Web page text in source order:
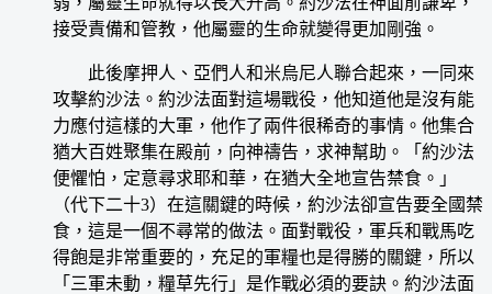
接受責備和管教，他屬靈的生命就變得更加剛強。
此後摩押人、亞們人和米烏尼人聯合起來，一同來
攻擊約沙法。約沙法面對這場戰役，他知道他是沒有能
力應付這樣的大軍，他作了兩件很稀奇的事情。他集合
猶大百姓聚集在殿前，向神禱告，求神幫助。「約沙法
便懼怕，定意尋求耶和華，在猶大全地宣告禁食。」
（代下二十3）在這關鍵的時候，約沙法卻宣告要全國禁
食，這是一個不尋常的做法。面對戰役，軍兵和戰馬吃
得飽是非常重要的，充足的軍糧也是得勝的關鍵，所以
「三軍未動，糧草先行」是作戰必須的要訣。約沙法面